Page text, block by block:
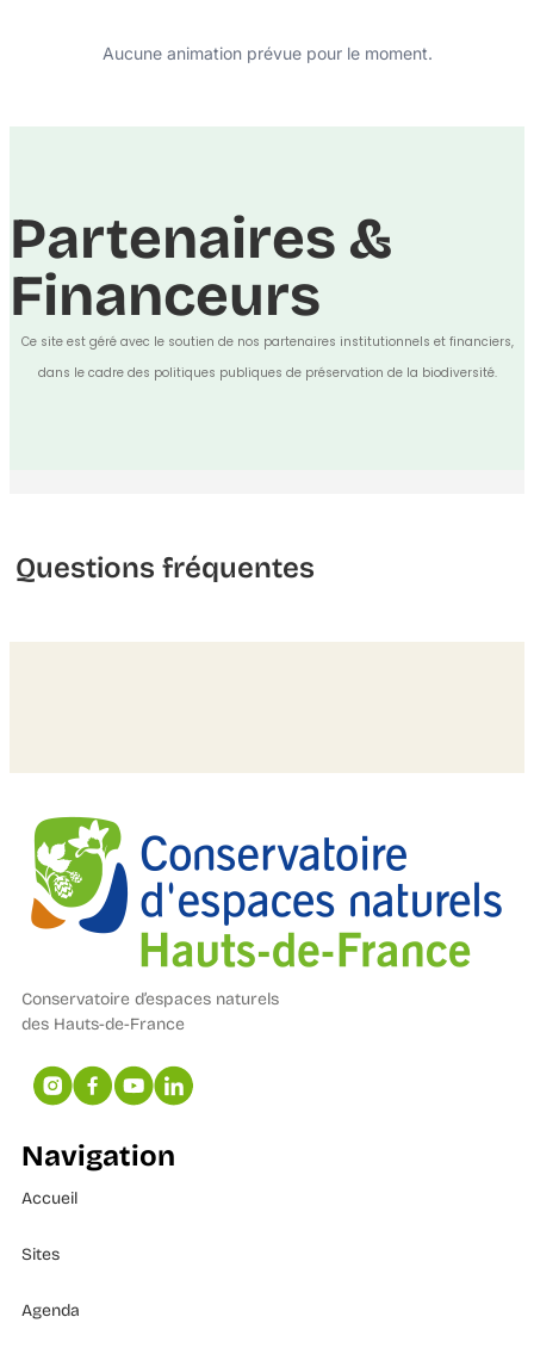
Aucune animation prévue pour le moment.
Partenaires &
Financeurs
Ce site est géré avec le soutien de nos partenaires institutionnels et financiers,
dans le cadre des politiques publiques de préservation de la biodiversité.
Questions fréquentes
Conservatoire d’espaces naturels
des Hauts-de-France
Navigation
Accueil
Sites
Agenda